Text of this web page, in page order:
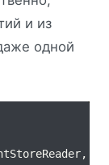
и из
одной